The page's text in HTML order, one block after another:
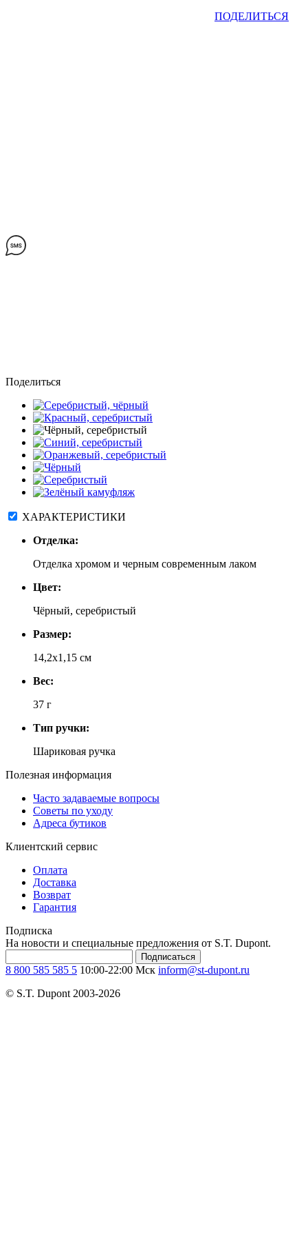
ПОДЕЛИТЬСЯ
Поделиться
ХАРАКТЕРИСТИКИ
Отделка:
Отделка хромом и черным современным лаком
Цвет:
Чёрный, серебристый
Размер:
14,2х1,15 см
Вес:
37 г
Тип ручки:
Шариковая ручка
Полезная информация
Часто задаваемые вопросы
Советы по уходу
Адреса бутиков
Клиентский сервис
Оплата
Доставка
Возврат
Гарантия
Подписка
На новости и специальные предложения от S.T. Dupont.
Подписаться
8 800 585 585 5 10:00-22:00 Мск inform@st-dupont.ru
© S.T. Dupont 2003-2026